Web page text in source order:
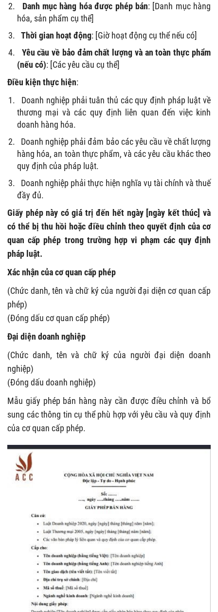
Danh mục hàng hóa được phép bán: [Danh mục hàng
hóa, sản phẩm cụ thể]
Thời gian hoạt động: [Giờ hoạt động cụ thể nếu có]
Yêu cầu về bảo đảm chất lượng và an toàn thực phẩm
(nếu có): [Các yêu cầu cụ thể]
Điều kiện thực hiện:
Doanh nghiệp phải tuân thủ các quy định pháp luật về
thương mại và các quy định liên quan đến việc kinh
doanh hàng hóa.
Doanh nghiệp phải đảm bảo các yêu cầu về chất lượng
hàng hóa, an toàn thực phẩm, và các yêu cầu khác theo
quy định của pháp luật.
Doanh nghiệp phải thực hiện nghĩa vụ tài chính và thuế
đầy đủ.
Giấy phép này có giá trị đến hết ngày [ngày kết thúc] và
có thể bị thu hồi hoặc điều chỉnh theo quyết định của cơ
quan cấp phép trong trường hợp vi phạm các quy định
pháp luật.
Xác nhận của cơ quan cấp phép
(Chức danh, tên và chữ ký của người đại diện cơ quan cấp
phép)
(Đóng dấu cơ quan cấp phép)
Đại diện doanh nghiệp
(Chức danh, tên và chữ ký của người đại diện doanh
nghiệp)
(Đóng dấu doanh nghiệp)
Mẫu giấy phép bán hàng này cần được điều chỉnh và bổ
sung các thông tin cụ thể phù hợp với yêu cầu và quy định
của cơ quan cấp phép.